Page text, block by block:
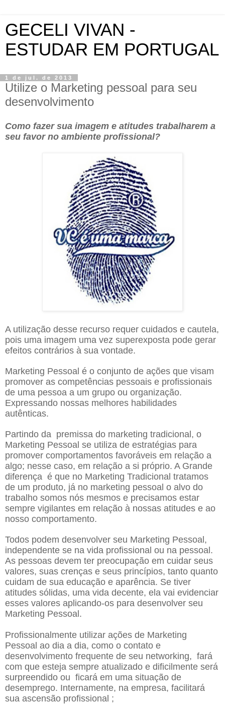
GECELI VIVAN -
ESTUDAR EM PORTUGAL
1 de jul. de 2013
Utilize o Marketing pessoal para seu
desenvolvimento
Como fazer sua imagem e atitudes trabalharem a
seu favor no ambiente profissional?
A utilização desse recurso requer cuidados e cautela,
pois uma imagem uma vez superexposta pode gerar
efeitos contrários à sua vontade.
Marketing Pessoal é o conjunto de ações que visam
promover as competências pessoais e profissionais
de uma pessoa a um grupo ou organização.
Expressando nossas melhores habilidades
autênticas.
Partindo da premissa do marketing tradicional, o
Marketing Pessoal se utiliza de estratégias para
promover comportamentos favoráveis em relação a
algo; nesse caso, em relação a si próprio. A Grande
diferença é que no Marketing Tradicional tratamos
de um produto, já no marketing pessoal o alvo do
trabalho somos nós mesmos e precisamos estar
sempre vigilantes em relação à nossas atitudes e ao
nosso comportamento.
Todos podem desenvolver seu Marketing Pessoal,
independente se na vida profissional ou na pessoal.
As pessoas devem ter preocupação em cuidar seus
valores, suas crenças e seus princípios, tanto quanto
cuidam de sua educação e aparência. Se tiver
atitudes sólidas, uma vida decente, ela vai evidenciar
esses valores aplicando-os para desenvolver seu
Marketing Pessoal.
Profissionalmente utilizar ações de Marketing
Pessoal ao dia a dia, como o contato e
desenvolvimento frequente de seu networking, fará
com que esteja sempre atualizado e dificilmente será
surpreendido ou ficará em uma situação de
desemprego. Internamente, na empresa, facilitará
sua ascensão profissional ;